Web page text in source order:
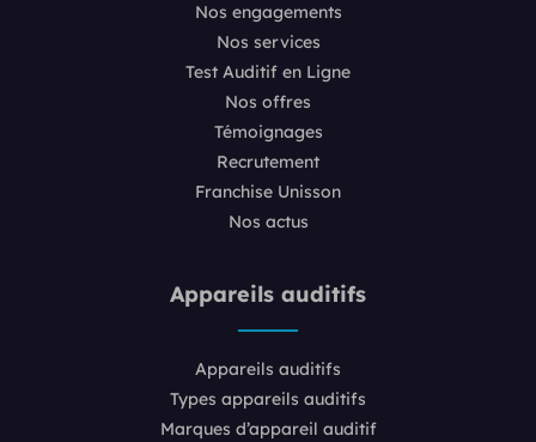
Nos engagements
Nos services
Test Auditif en Ligne
Nos offres
Témoignages
Recrutement
Franchise Unisson
Nos actus
Appareils auditifs
Appareils auditifs
Types appareils auditifs
Marques d’appareil auditif